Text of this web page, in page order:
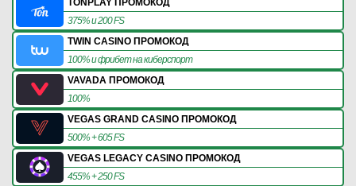
TONPLAY ПРОМОКОД
375% и 200 FS
TWIN CASINO ПРОМОКОД
100% и фрибет на киберспорт
VAVADA ПРОМОКОД
100%
VEGAS GRAND CASINO ПРОМОКОД
500% + 605 FS
VEGAS LEGACY CASINO ПРОМОКОД
455% + 250 FS